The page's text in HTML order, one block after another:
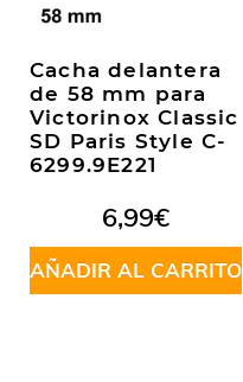
Cacha delantera
de 58 mm para
Victorinox Classic
SD Paris Style C-
6299.9E221
6,99€
AÑADIR AL CARRITO